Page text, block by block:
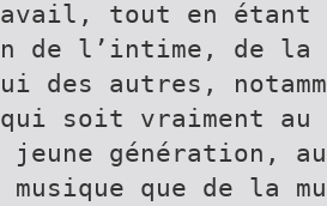
tout en étant
de l’intime, de
des autres,
soit vraiment au
jeune génération,
musique que de la